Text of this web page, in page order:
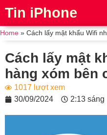
Tin iPhone
Home » Cách lấy mật khẩu Wifi
Cách lấy mật
hàng xóm bên
1017 lượt xem
30/09/2024
2:13 sáng